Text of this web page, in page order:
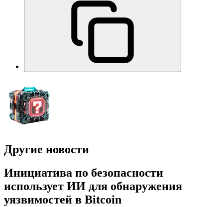
Другие новости
Инициатива по безопасности
использует ИИ для обнаружения
уязвимостей в Bitcoin